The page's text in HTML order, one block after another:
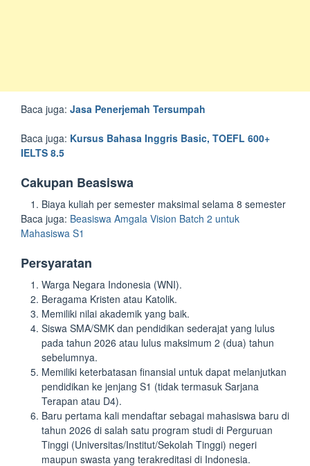
Baca juga: Jasa Penerjemah Tersumpah
Baca juga: Kursus Bahasa Inggris Basic, TOEFL 600+
IELTS 8.5
Cakupan Beasiswa
Biaya kuliah per semester maksimal selama 8 semester
Baca juga: Beasiswa Amgala Vision Batch 2 untuk
Mahasiswa S1
Persyaratan
Warga Negara Indonesia (WNI).
Beragama Kristen atau Katolik.
Memiliki nilai akademik yang baik.
Siswa SMA/SMK dan pendidikan sederajat yang lulus
pada tahun 2026 atau lulus maksimum 2 (dua) tahun
sebelumnya.
Memiliki keterbatasan finansial untuk dapat melanjutkan
pendidikan ke jenjang S1 (tidak termasuk Sarjana
Terapan atau D4).
Baru pertama kali mendaftar sebagai mahasiswa baru di
tahun 2026 di salah satu program studi di Perguruan
Tinggi (Universitas/Institut/Sekolah Tinggi) negeri
maupun swasta yang terakreditasi di Indonesia.